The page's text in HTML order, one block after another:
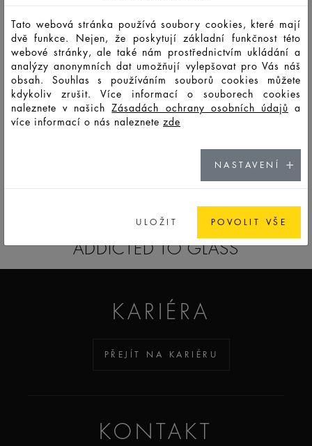
HD10868 LSO 100 107 177 88,3 78 35,5 8,8
HD12670 LSO 30 35,5 68 64,9 51,7 26,3
8,8
ADDICTED TO GLASS
KARIÉRA
PŘEJÍT NA KARIÉRU
KONTAKT
Tato webová stránka používá soubory cookies, které mají
dvě funkce. Nejen, že poskytují základní funkčnost této
webové stránky, ale také nám prostřednictvím ukládání a
analýzy anonymních dat umožňují vylepšovat pro Vás náš
obsah. Souhlas s používáním souborů cookies můžete
kdykoliv zrušit. Více informací o souborech cookies
naleznete v našichZásadách ochrany osobních údajů a
více informací o nás naleznete zde
NASTAVENÍ
ULOŽIT POVOLIT VŠE